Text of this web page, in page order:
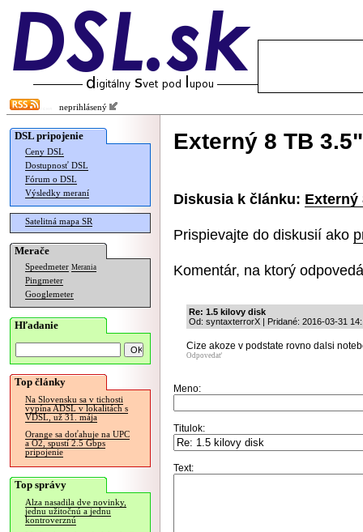
neprihlásený
DSL pripojenie
Ceny DSL
Dostupnosť DSL
Fórum o DSL
Výsledky meraní
Satelitná mapa SR
Merače
Speedmeter Merania
Pingmeter
Googlemeter
Hľadanie
Top články
Na Slovensku sa v tichosti
vypína ADSL v lokalitách s
VDSL, už 31. mája
Orange sa doťahuje na UPC
a O2, spustí 2.5 Gbps
pripojenie
Top správy
Alza nasadila dve novinky,
jednu užitočnú a jednu
kontroverznú
Externý 8 TB
Diskusia k článku: Externý
Prispievajte do diskusií ako
Komentár, na ktorý
Re: 1.5 kilovy disk
Od: syntaxterrorX | Pridané: 2016-03-31
Cize akoze v podstate rovno dalsi
Odpovedať
Meno:
Titulok:
Text: